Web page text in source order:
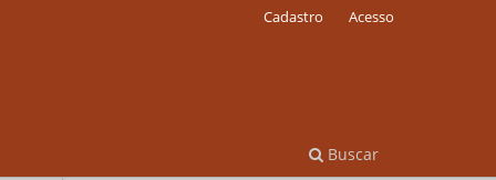
Buscar
Cadastro Acesso